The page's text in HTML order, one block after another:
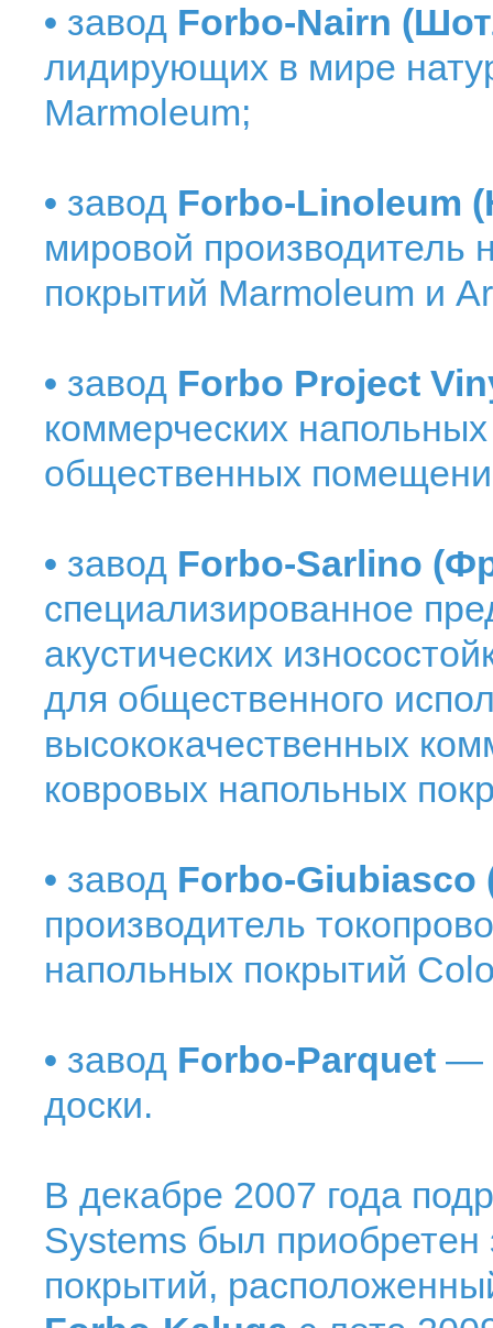
• завод Forbo-Nairn
лидирующих в мире
Marmoleum;
• завод Forbo-Linoleum
мировой производитель
покрытий Marmoleum и
• завод Forbo Project
коммерческих
общественных
• завод Forbo-Sarlino
специализированное
акустических
для общественного
высококачественных
ковровых напольных
• завод Forbo-
производитель
напольных покрытий
• завод Forbo-Parquet —
доски.
В декабре 2007 года
Systems был
покрытий,